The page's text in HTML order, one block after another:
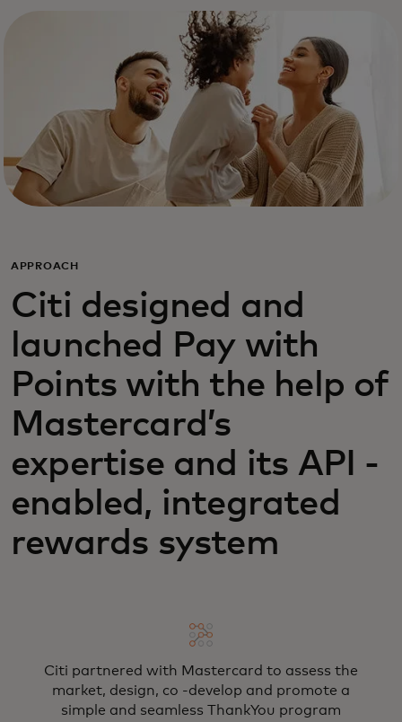
APPROACH
Citi designed and
launched Pay with
Points with the help of
Mastercard’s
expertise and its API -
enabled, integrated
rewards system
Citi partnered with Mastercard to assess the
market, design, co -develop and promote a
simple and seamless ThankYou program